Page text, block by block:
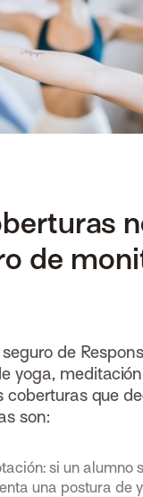
de
de
yoga,
coberturas que
son:
si un alumno
una postura de